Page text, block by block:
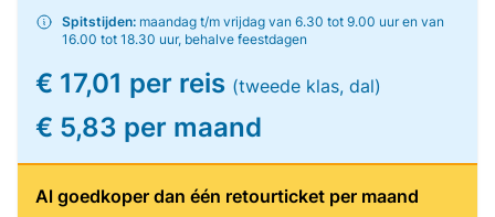
Spitstijden: maandag t/m vrijdag van 6.30 tot 9.00 uur en van
16.00 tot 18.30 uur, behalve feestdagen
€ 17,01 per reis (tweede klas, dal)
€ 5,83 per maand
Al goedkoper dan één retourticket per maand